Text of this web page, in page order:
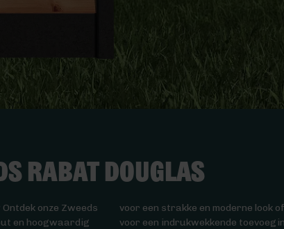
Rabat Douglas
onze Zweeds
en hoogwaardig
voor een strakke en moderne look
voor een indrukwekkende